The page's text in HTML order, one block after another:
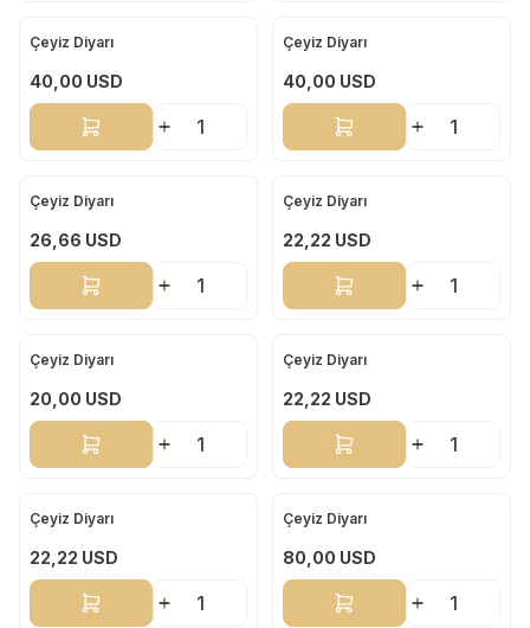
Yeni
Çeyiz Diyarı
40,00 USD
Sepete Ekle
Yeni
Çeyiz Diyarı
40,00 USD
Sepete Ekle
Yeni
Çeyiz Diyarı
26,66 USD
Sepete Ekle
Yeni
Çeyiz Diyarı
22,22 USD
Sepete Ekle
Yeni
Çeyiz Diyarı
20,00 USD
Sepete Ekle
Yeni
Çeyiz Diyarı
22,22 USD
Sepete Ekle
Yeni
Çeyiz Diyarı
22,22 USD
Sepete Ekle
Yeni
Çeyiz Diyarı
80,00 USD
Sepete Ekle